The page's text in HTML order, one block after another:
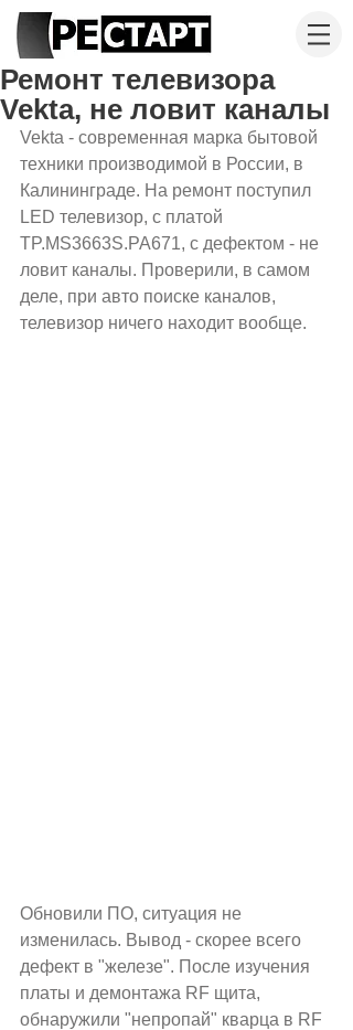
Ремонт телевизора
Vekta, не ловит каналы
Vekta - современная марка бытовой
техники производимой в России, в
Калининграде. На ремонт поступил
LED телевизор, с платой
TP.MS3663S.PA671, с дефектом - не
ловит каналы. Проверили, в самом
деле, при авто поиске каналов,
телевизор ничего находит вообще.
Обновили ПО, ситуация не
изменилась. Вывод - скорее всего
дефект в "железе". После изучения
платы и демонтажа RF щита,
обнаружили "непропай" кварца в RF